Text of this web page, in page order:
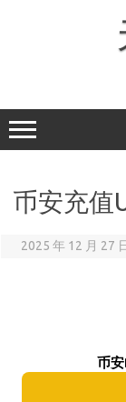
币安充值
2025 年 12 月 27
币